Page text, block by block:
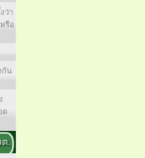
ว่า
รือ
กัน
ด
.